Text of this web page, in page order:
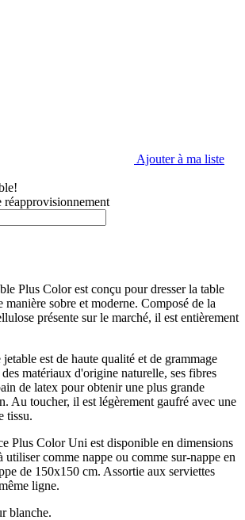
Ajouter à ma liste
réapprovisionnement
Plus Color est conçu pour dresser la table
manière sobre et moderne. Composé de la
présente sur le marché, il est entièrement
est de haute qualité et de grammage
matériaux d'origine naturelle, ses fibres
de latex pour obtenir une plus grande
Au toucher, il est légèrement gaufré avec une
tissu.
Plus Color Uni est disponible en dimensions
utiliser comme nappe ou comme sur-nappe en
de 150x150 cm. Assortie aux serviettes
ligne.
blanche.